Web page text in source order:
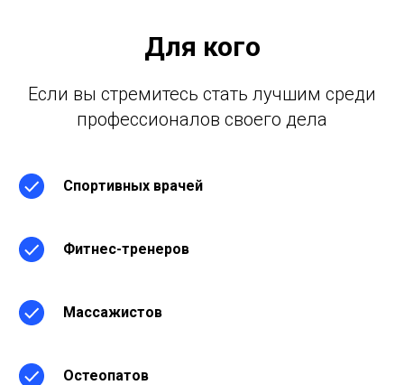
Для кого
Если вы стремитесь стать лучшим среди
профессионалов своего дела
Спортивных врачей
Фитнес-тренеров
Массажистов
Остеопатов